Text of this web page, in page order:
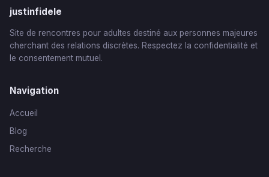
justinfidele
Site de rencontres pour adultes destiné aux personnes majeures
cherchant des relations discrètes. Respectez la confidentialité et
le consentement mutuel.
Navigation
Accueil
Blog
Recherche